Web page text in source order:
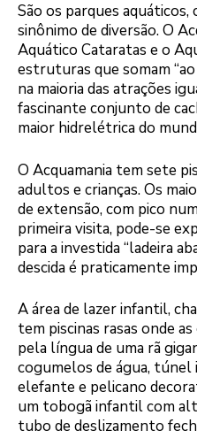
São os parques
sinônimo de diversão. O
Aquático Cataratas e o
estruturas que somam
na maioria das atrações
fascinante conjunto de
maior hidrelétrica do
O Acquamania tem sete
adultos e crianças. Os
de extensão, com pico
primeira visita, pode-se
para a investida “ladeira
descida é praticamente
A área de lazer infantil,
tem piscinas rasas onde
pela língua de uma rã
cogumelos de água, túnel
elefante e pelicano
um tobogã infantil com
tubo de deslizamento